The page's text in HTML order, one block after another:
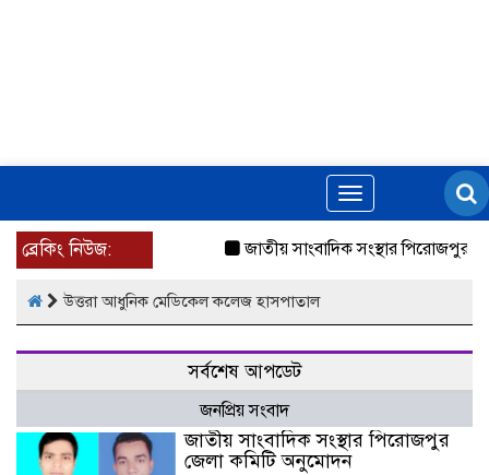
Toggle
navigation
ব্রেকিং নিউজ: জাতীয় সাংবাদিক সংস্থার পিরোজপুর
উত্তরা আধুনিক মেডিকেল কলেজ হাসপাতাল
সর্বশেষ আপডেট
জনপ্রিয় সংবাদ
জাতীয় সাংবাদিক সংস্থার পিরোজপুর
জেলা কমিটি অনুমোদন